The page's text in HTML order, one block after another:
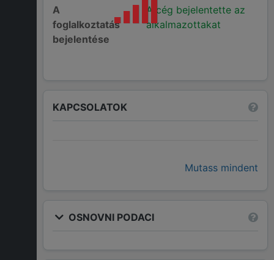
A
foglalkoztatás
bejelentése
A cég bejelentette az
alkalmazottakat
KAPCSOLATOK
Mutass mindent
OSNOVNI PODACI